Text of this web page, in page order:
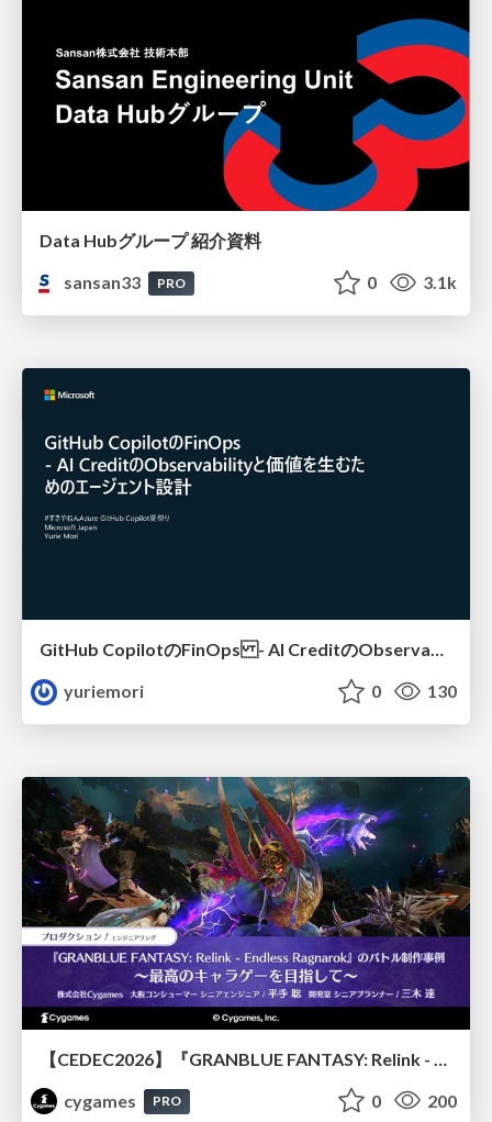
Data Hubグループ 紹介資料
sansan33
PRO 0 3.1k
GitHub CopilotのFinOps - AI CreditのObservabilityと価値を生むためのエージェント設計
yuriemori
0 130
cygames
PRO 0 200